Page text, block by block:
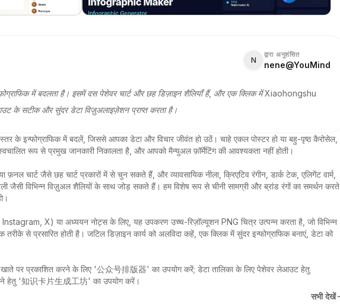
N
द्वारा अनुशंसित
nene@YouMind
में बदलता है। इसमें दस पेशेवर चार्ट और छह डिज़ाइन शैलियाँ हैं, और एक क्लिक में Xiaohongshu
के सटीक और सुंदर डेटा विज़ुअलाइज़ेशन प्राप्त करता है।
के इन्फोग्राफिक में बदलें, जिससे आपका डेटा और विचार जीवंत हो उठें। चाहे एकल पोस्टर हो या बहु-पृष्ठ कैरोसेल,
रूप से प्रमुख जानकारी निकालता है, और आपको मैन्युअल फ़ॉर्मेटिंग की आवश्यकता नहीं होती।
फ़नल चार्ट जैसे छह चार्ट प्रकारों में से चुन सकते हैं, और व्यावसायिक नीला, क्रिएटिव रंगीन, डार्क टेक, एलिगेंट वार्म,
जैसी विभिन्न विज़ुअल शैलियों के साथ जोड़ सकते हैं। हम विशेष रूप से चीनी सामग्री और ब्रांड रंगों का समर्थन करते
Instagram, X) या अध्ययन नोट्स के लिए, यह उपकरण उच्च-रिज़ॉल्यूशन PNG चित्र उत्पन्न करता है, जो विभिन्न
से प्रसारित होती है। जटिल डिज़ाइन कार्य को अलविदा कहें, एक क्लिक में सुंदर इन्फोग्राफिक बनाएं, डेटा को
खाते पर प्रकाशित करने के लिए '公众号排版器' का उपयोग करें; डेटा तालिका के लिए पेशेवर लेआउट हेतु
हेतु '知识卡片生成工坊' का उपयोग करें।
सभी देखें